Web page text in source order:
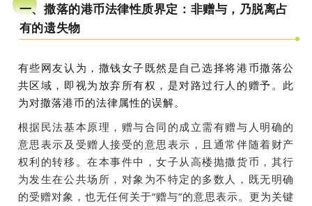
一、撒落的港币法律性质界定：非赠与，乃脱离占
有的遗失物
有些网友认为，撒钱女子既然是自己选择将港币撒落公
共区域，即视为放弃所有权，是对路过行人的赠予。 此
为对撒落港币的法律属性的误解。
根据民法基本原理，赠与合同的成立需有赠与人明确的
意思表示及受赠人接受的意思表示，且通常伴随着财产
权利的转移。在本事件中，女子从高楼抛撒货币，其行
为发生在公共场所，对象为不特定的多数人，既无明确
的受赠对象，也无任何关于“赠与”的意思表示。更为关键